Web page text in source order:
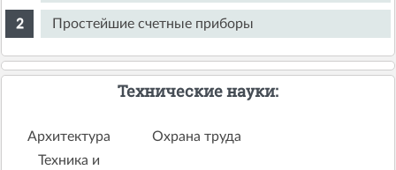
Простейшие счетные приборы
Технические науки:
Архитектура
Охрана труда
Техника и